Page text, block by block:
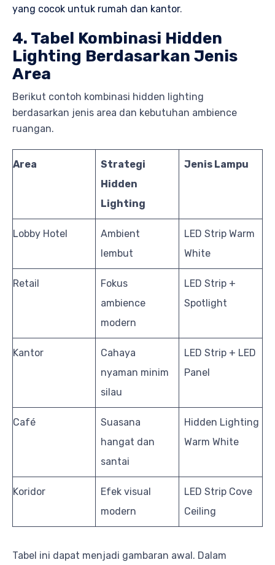
yang cocok untuk rumah dan kantor.
4. Tabel Kombinasi Hidden
Lighting Berdasarkan Jenis
Area
Berikut contoh kombinasi hidden lighting
berdasarkan jenis area dan kebutuhan ambience
ruangan.
Area
Strategi
Hidden
Lighting
Jenis Lampu
Lobby Hotel
Ambient
lembut
LED Strip Warm
White
Retail
Fokus
ambience
modern
LED Strip +
Spotlight
Kantor
Cahaya
nyaman minim
silau
LED Strip + LED
Panel
Café
Suasana
hangat dan
santai
Hidden Lighting
Warm White
Koridor
Efek visual
modern
LED Strip Cove
Ceiling
Tabel ini dapat menjadi gambaran awal. Dalam